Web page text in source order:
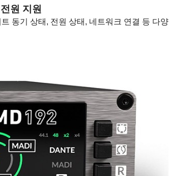
원 지원
동기 상태, 전원 상태, 네트워크 연결 등 다양